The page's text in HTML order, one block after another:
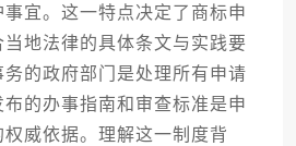
宜。这一特点决定了商标申
地法律的具体条文与实践要
的政府部门是处理所有申请
的办事指南和审查标准是申
威依据。理解这一制度背